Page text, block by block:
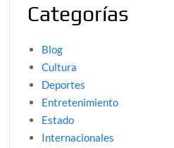
Categorías
Blog
Cultura
Deportes
Entretenimiento
Estado
Internacionales